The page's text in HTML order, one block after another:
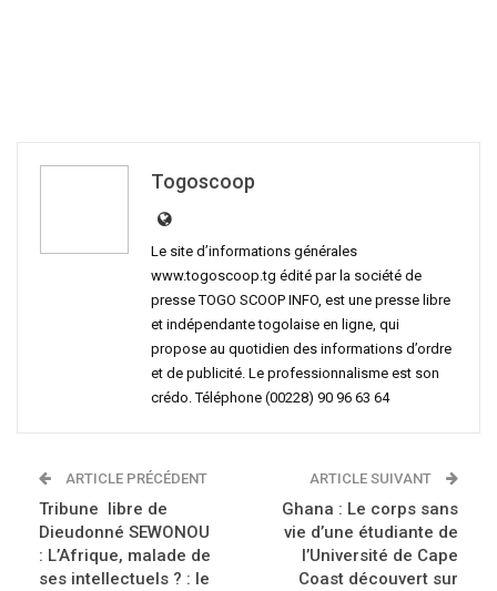
Togoscoop
Le site d’informations générales
www.togoscoop.tg édité par la société de
presse TOGO SCOOP INFO, est une presse libre
et indépendante togolaise en ligne, qui
propose au quotidien des informations d’ordre
et de publicité. Le professionnalisme est son
crédo. Téléphone (00228) 90 96 63 64
ARTICLE PRÉCÉDENT
Tribune libre de
Dieudonné SEWONOU
: L’Afrique, malade de
ses intellectuels ? : le
ARTICLE SUIVANT
Ghana : Le corps sans
vie d’une étudiante de
l’Université de Cape
Coast découvert sur